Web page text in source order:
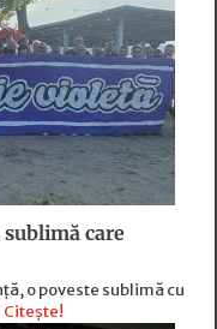
sublimă care
o poveste sublimă cu
Citește!